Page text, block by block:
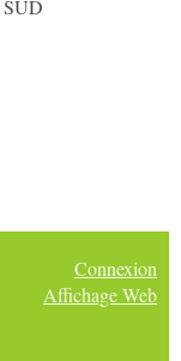
SUD
Connexion
Affichage Web